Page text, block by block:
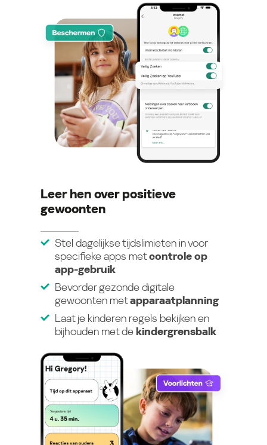
Leer hen over positieve
gewoonten
Stel dagelijkse tijdslimieten in voor
specifieke apps metcontrole op
app-gebruik
Bevorder gezonde digitale
gewoonten metapparaatplanning
Laat je kinderen regels bekijken en
bijhouden met dekindergrensbalk